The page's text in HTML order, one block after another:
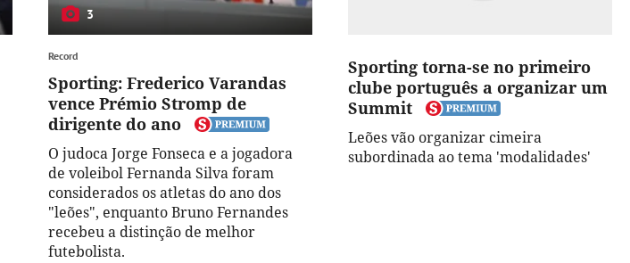
3
Record
Sporting: Frederico Varandas
vence Prémio Stromp de
dirigente do ano
O judoca Jorge Fonseca e a jogadora
de voleibol Fernanda Silva foram
considerados os atletas do ano dos
"leões", enquanto Bruno Fernandes
recebeu a distinção de melhor
futebolista.
Sporting torna-se no primeiro
clube português a organizar um
Summit
Leões vão organizar cimeira
subordinada ao tema 'modalidades'